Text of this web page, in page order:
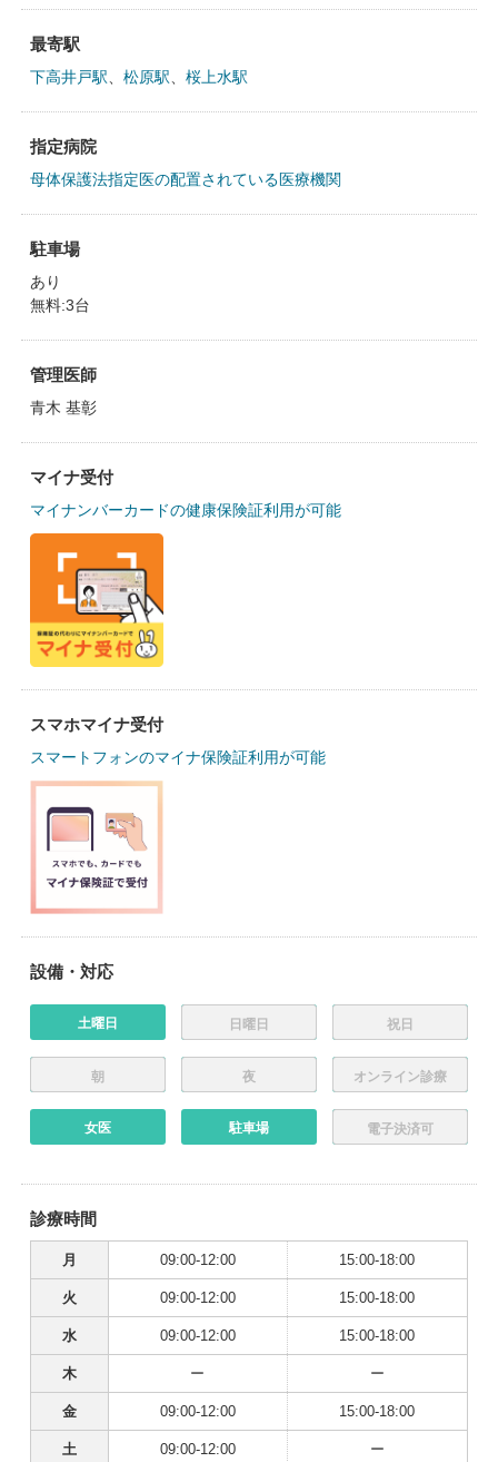
最寄駅
下高井戸駅 松原駅 桜上水駅
指定病院
母体保護法指定医の配置されている医療機関
駐車場
あり
無料:3台
管理医師
青木 基彰
マイナ受付
マイナンバーカードの健康保険証利用が可能
スマホマイナ受付
スマートフォンのマイナ保険証利用が可能
設備・対応
土曜日 日曜日 祝日
朝 夜 オンライン診療
女医 駐車場 電子決済可
診療時間
月 09:00-12:00 15:00-18:00
火 09:00-12:00 15:00-18:00
水 09:00-12:00 15:00-18:00
木 ー ー
金 09:00-12:00 15:00-18:00
土 09:00-12:00 ー